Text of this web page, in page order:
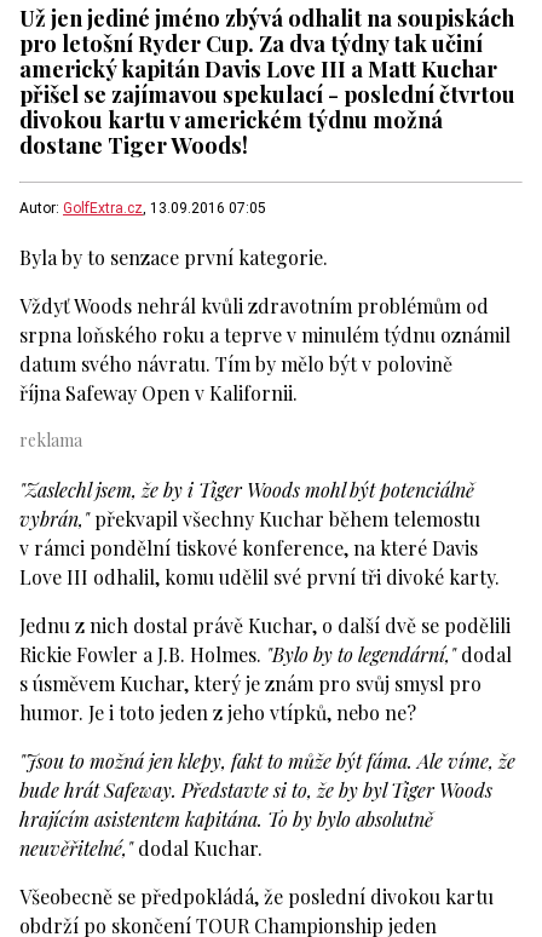
Už jen jediné jméno zbývá odhalit na soupiskách
pro letošní Ryder Cup. Za dva týdny tak učiní
americký kapitán Davis Love III a Matt Kuchar
přišel se zajímavou spekulací - poslední čtvrtou
divokou kartu v americkém týdnu možná
dostane Tiger Woods!
Autor: GolfExtra.cz, 13.09.2016 07:05
Byla by to senzace první kategorie.
Vždyť Woods nehrál kvůli zdravotním problémům od
srpna loňského roku a teprve v minulém týdnu oznámil
datum svého návratu. Tím by mělo být v polovině
října Safeway Open v Kalifornii.
"Zaslechl jsem, že by i Tiger Woods mohl být potenciálně
vybrán,"překvapil všechny Kuchar během telemostu
v rámci pondělní tiskové konference, na které Davis
Love III odhalil, komu udělil své první tři divoké karty.
Jednu z nich dostal právě Kuchar, o další dvě se podělili
Rickie Fowler a J.B. Holmes. "Bylo by to legendární,"dodal
s úsměvem Kuchar, který je znám pro svůj smysl pro
humor. Je i toto jeden z jeho vtípků, nebo ne?
"Jsou to možná jen klepy, fakt to může být fáma. Ale víme, že
bude hrát Safeway. Představte si to, že by byl Tiger Woods
hrajícím asistentem kapitána. To by bylo absolutně
neuvěřitelné,"dodal Kuchar.
Všeobecně se předpokládá, že poslední divokou kartu
obdrží po skončení TOUR Championship jeden